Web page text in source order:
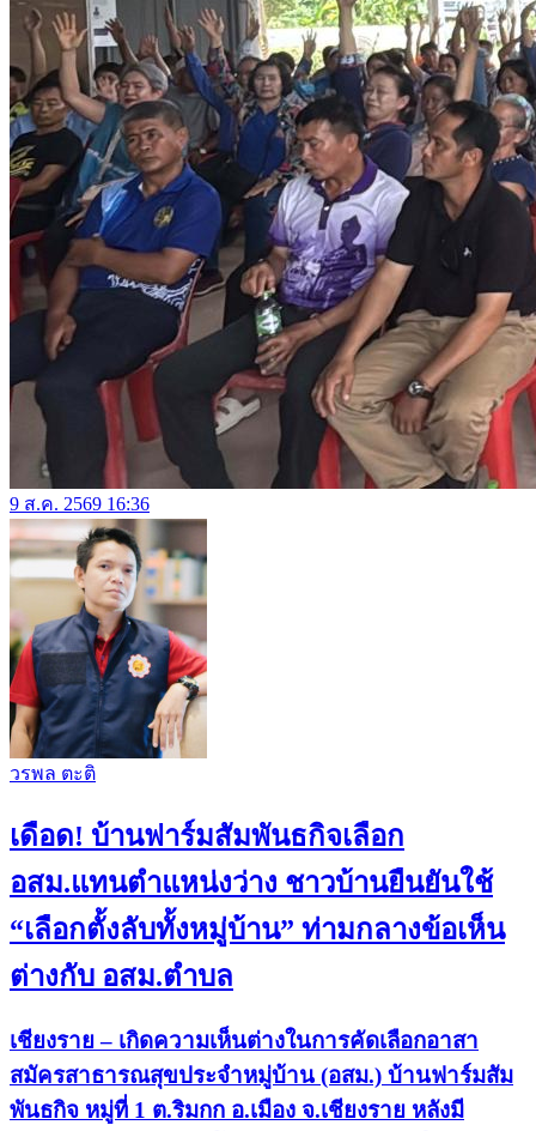
9 ส.ค. 2569 16:36
วรพล ตะติ
เดือด! บ้านฟาร์มสัมพันธกิจเลือก
อสม.แทนตำแหน่งว่าง ชาวบ้านยืนยันใช้
“เลือกตั้งลับทั้งหมู่บ้าน” ท่ามกลางข้อเห็น
ต่างกับ อสม.ตำบล
เชียงราย – เกิดความเห็นต่างในการคัดเลือกอาสา
สมัครสาธารณสุขประจำหมู่บ้าน (อสม.) บ้านฟาร์มสัม
พันธกิจ หมู่ที่ 1 ต.ริมกก อ.เมือง จ.เชียงราย หลังมี